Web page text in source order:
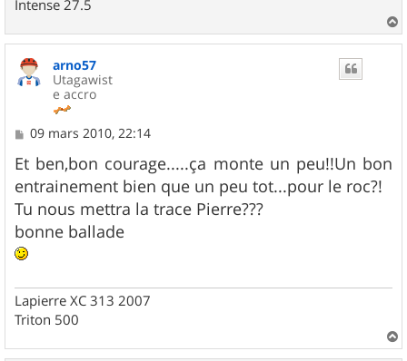
Intense 27.5
a
u
arno57
Utagawist
e accro
M
s
s
a
g
e
09 mars 2010, 22:14
Et ben,bon courage.....ça monte un peu!!Un bon
entrainement bien que un peu tot...pour le roc?!
Tu nous mettra la trace Pierre???
bonne ballade
Lapierre XC 313 2007
Triton 500
a